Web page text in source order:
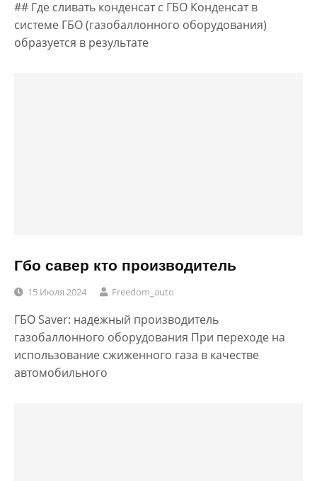
## Где сливать конденсат с ГБО Конденсат в
системе ГБО (газобаллонного оборудования)
образуется в результате
Гбо савер кто производитель
15 Июля 2024 Freedom_auto
ГБО Saver: надежный производитель
газобаллонного оборудования При переходе на
использование сжиженного газа в качестве
автомобильного